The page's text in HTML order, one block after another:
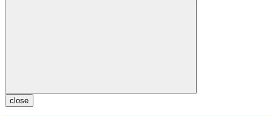
close